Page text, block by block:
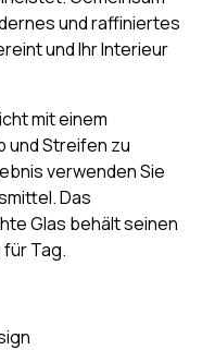
und raffiniertes
und Ihr Interieur
mit einem
und Streifen zu
verwenden Sie
Das
Glas behält seinen
Tag.